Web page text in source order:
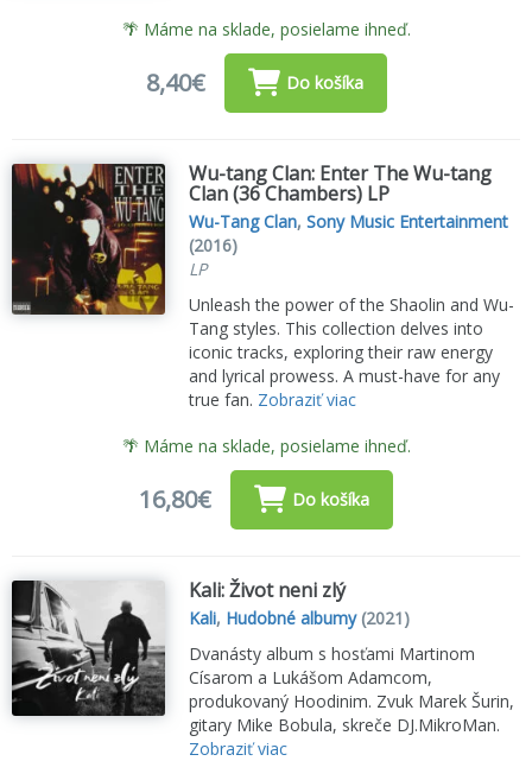
🌴 Máme na sklade, posielame ihneď.
8,40€ Do košíka
Wu-tang Clan: Enter The Wu-tang
Clan (36 Chambers) LP
Wu-Tang Clan,Sony Music Entertainment
(2016)
LP
Unleash the power of the Shaolin and Wu-
Tang styles. This collection delves into
iconic tracks, exploring their raw energy
and lyrical prowess. A must-have for any
true fan. Zobraziť viac
🌴 Máme na sklade, posielame ihneď.
16,80€ Do košíka
Kali: Život neni zlý
Kali, Hudobné albumy(2021)
Dvanásty album s hosťami Martinom
Císarom a Lukášom Adamcom,
produkovaný Hoodinim. Zvuk Marek Šurin,
gitary Mike Bobula, skreče DJ.MikroMan.
Zobraziť viac